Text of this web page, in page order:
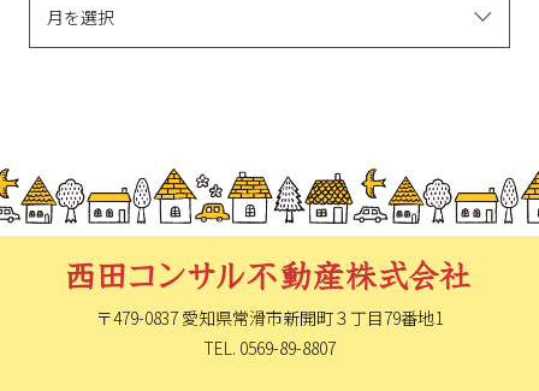
〒479-0837 愛知県常滑市新開町３丁目79番地1
TEL. 0569-89-8807